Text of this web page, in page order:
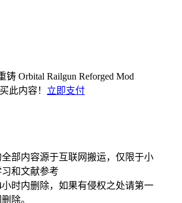
Orbital Railgun Reforged Mod
此内容！ 立即支付
部内容源于互联网搬运，仅限于小
和文献参考
时内删除，如果有侵权之处请第一
除。